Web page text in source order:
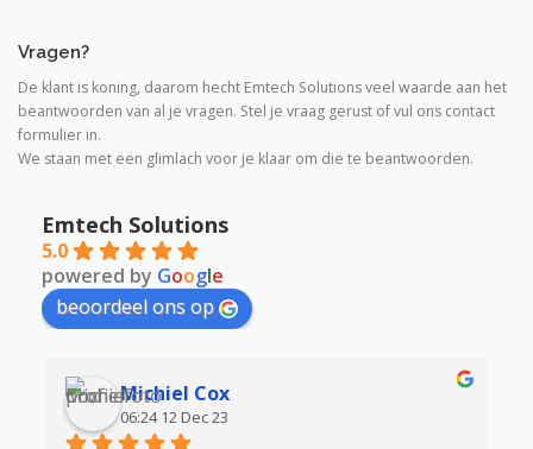
Vragen?
De klant is koning, daarom hecht Emtech Solutions veel waarde aan het
beantwoorden van al je vragen. Stel je vraag gerust of vul ons contact
formulier in.
We staan met een glimlach voor je klaar om die te beantwoorden.
Emtech Solutions
5.0
powered by Google
beoordeel ons op
Michiel Cox
06:24 12 Dec 23